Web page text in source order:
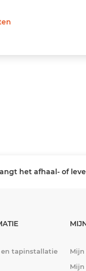
het afhaal- of
en tapinstallatie
Mijn
Mijn